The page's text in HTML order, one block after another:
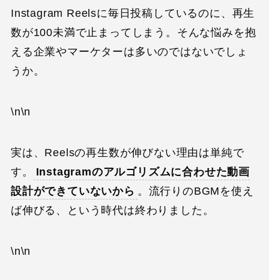
Instagram Reelsに毎日投稿しているのに、再生
数が100未満で止まってしまう。そんな悩みを抱
える企業やマーケターは多いのではないでしょ
うか。
\n\n
実は、Reelsの再生数が伸びない理由は単純で
す。
Instagramのアルゴリズムに合わせた動画
設計ができていないから 。流行りのBGMを使え
ば伸びる、という時代は終わりました。
\n\n